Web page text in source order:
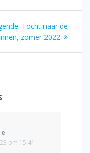
Volgend
bericht:
Tocht naar de
zomer 2022
om 15:41